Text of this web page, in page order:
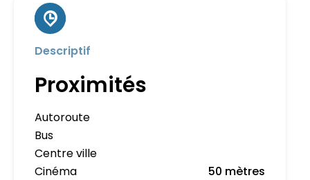
Descriptif
Proximités
Autoroute
Bus
Centre ville
Cinéma
50 mètres